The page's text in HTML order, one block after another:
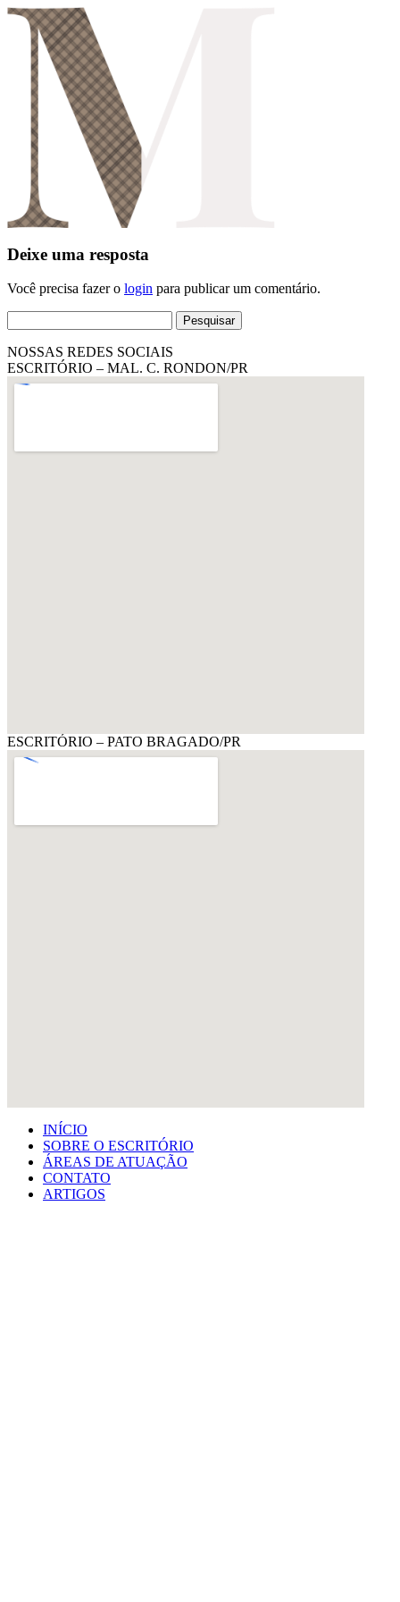
Deixe uma resposta
Você precisa fazer o login para publicar um comentário.
por:
NOSSAS REDES SOCIAIS
ESCRITÓRIO – MAL. C. RONDON/PR
ESCRITÓRIO – PATO BRAGADO/PR
INÍCIO
SOBRE O ESCRITÓRIO
ÁREAS DE ATUAÇÃO
CONTATO
ARTIGOS